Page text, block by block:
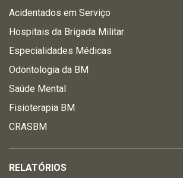
Acidentados em Serviço
Hospitais da Brigada Militar
Especialidades Médicas
Odontologia da BM
Saúde Mental
Fisioterapia BM
CRASBM
RELATÓRIOS